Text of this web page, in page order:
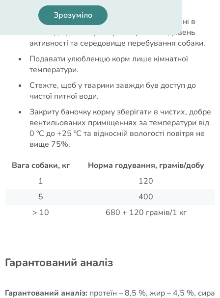
Рекомендації з годування:
Рекомендовані норми годування зазначені в
таблиці, однак варто враховувати вік, рівень
активності та середовище перебування собаки.
Подавати улюбленцю корм лише кімнатної
температури.
Стежте, щоб у тварини завжди був доступ до
чистої питної води.
Закриту баночку корму зберігати в чистих, добре
вентильованих приміщеннях за температури від
0 ºС до +25 ºС та відносній вологості повітря не
вище 75%.
Вага собаки, кг
Норма годування, грамів/добу
1
120
5
400
> 10
680 + 120 грамів/1 кг
Гарантований аналіз
Гарантований аналіз: протеїн – 8,5 %, жир – 4,5 %, сира
Зрозуміло